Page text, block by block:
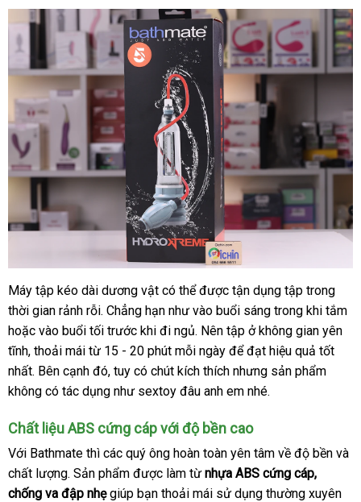
Máy tập kéo dài dương vật gần
nhất
có thểbảo
hành
được tận dụng tập trong
thời gian rảnh rỗionline
. Chẳng hạn như vào buổi sáng trong khi tắm
hoặc vào buổi tối trước khi đi ngủđịa
chỉ
. Nên tập ở không gian yên
tĩnhshowroom
, thoải mái từ 15 - 20 phút mỗi ngày đánh
giá
để đạt hiệu quả tốt
nhấtan
toàn
. khuyến
mãi
Bên cạnh đómua
sắm
, tuy có chút kích thích địa
chỉ
nhưng sản phẩm
không có tác dụng như sextoy đâu anh em có
mua
nhé.
Chất liệu ABS cứng cápgiá
sỉ
với độ bền cao
Với Bathmate tự
động
thì khách
hàng
các quý ông hoàn toàn yên tâm về độ bền chợ
và
chất lượngchính
hãng
. Sản phẩm địa
chỉ
được làm từ nhựa ABS cứng cápthảo
luận
,
chống va đập nhẹgiúp bạn thoải mái sử dụng thường xuyên